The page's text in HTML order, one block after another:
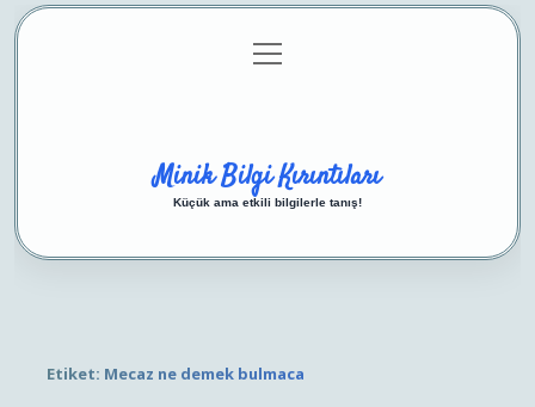
Gizlilik Politikası
menüyü
aç
Minik Bilgi Kırıntıları
Küçük ama etkili bilgilerle tanış!
Etiket: Mecaz ne demek bulmaca